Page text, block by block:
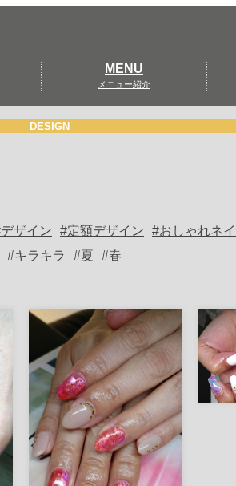
MENU
メニュー紹介
DESIGN
デザイン 定額デザイン おしゃれネ
キラキラ 夏 春